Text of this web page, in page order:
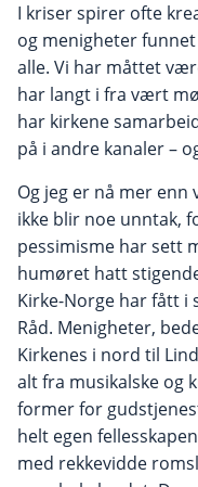
I kriser spirer ofte
og menigheter
alle. Vi har måttet
har langt i fra vært
har kirkene
på i andre kanaler –
Og jeg er nå mer enn
ikke blir noe unntak,
pessimisme har sett
humøret hatt
Kirke-Norge har fått i
Råd. Menigheter,
Kirkenes i nord til
alt fra musikalske og
former for
helt egen
med rekkevidde